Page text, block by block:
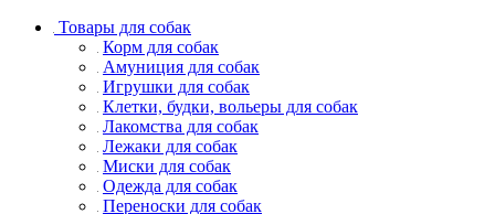
Товары для собак
Корм для собак
Амуниция для собак
Игрушки для собак
Клетки, будки, вольеры для собак
Лакомства для собак
Лежаки для собак
Миски для собак
Одежда для собак
Переноски для собак